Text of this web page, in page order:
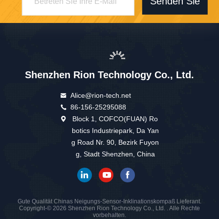
Shenzhen Rion Technology Co., Ltd.
Alice@rion-tech.net
86-156-25295088
Block 1, COFCO(FUAN) Ro
botics Industriepark, Da Yan
g Road Nr. 90, Bezirk Fuyon
g, Stadt Shenzhen, China
Gute Qualität Chinas Neigungs-Sensor-Inklinationskompaß Lieferant.
Copyright-© 2026 Shenzhen Rion Technology Co., Ltd. . Alle Rechte
vorbehalten.